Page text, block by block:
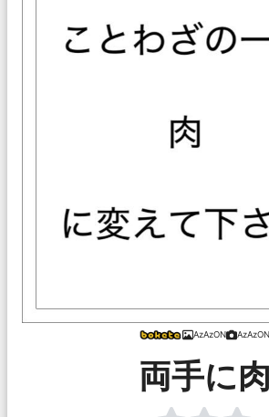
AzAzON AzAzON
両手に肉